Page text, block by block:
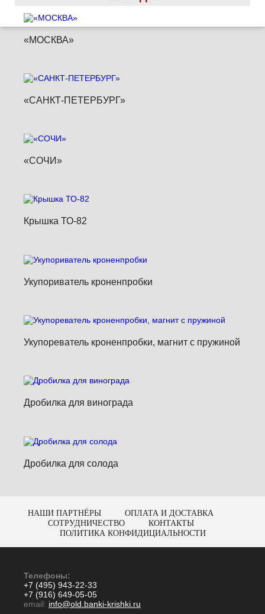
«МОСКВА»
«САНКТ-ПЕТЕРБУРГ»
«СОЧИ»
Крышка ТО-82
Укупориватель кроненпробки
Укупореватель кроненпробки, магнит с пружиной
Дробилка для винограда
Дробилка для солода
НАШИ ПАРТНЁРЫ
ОПЛАТА И ДОСТАВКА
СОТРУДНИЧЕСТВО
КОНТАКТЫ
ПОЛИТИКА КОНФИДИЦИАЛЬНОСТИ
Телефоны:
+7 (495) 943-22-33
+7 (916) 649-05-05
email: info@old.banki-krishki.ru